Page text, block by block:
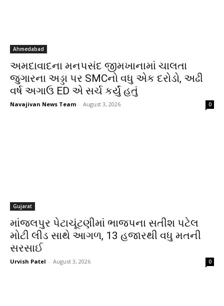
Ahmedabad
અમદાવાદના મનપસંદ જીમખાનામાં ચાલતા
જુગારના અડ્ડા પર SMCનો વધુ એક દરોડો, અઢી
વર્ષ અગાઉ ED એ સર્ચ કર્યું હતું
Navajivan News Team - August 3, 2026 0
Gujarat
માંજલપુર પેટાચૂંટણીમાં ભાજપના સતીશ પટેલ
મોટી લીડ સાથે આગળ, 13 હજારથી વધુ મતની
સરસાઈ
Urvish Patel - August 3, 2026 0